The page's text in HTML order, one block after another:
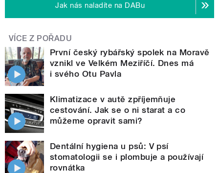
Jak nás naladíte na DABu
VÍCE Z POŘADU
První český rybářský spolek na Moravě
vznikl ve Velkém Meziříčí. Dnes má
i svého Otu Pavla
Klimatizace v autě zpříjemňuje
cestování. Jak se o ni starat a co
můžeme opravit sami?
Dentální hygiena u psů: V psí
stomatologii se i plombuje a používají
rovnátka